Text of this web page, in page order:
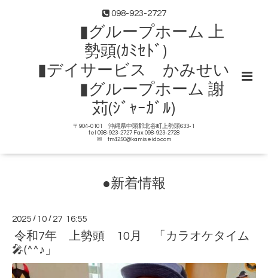
098-923-2727
▮グループホーム 上
勢頭(ｶﾐｾﾄﾞ)
▮デイサービス かみせい
▮グループホーム 謝
苅(ｼﾞｬｰｶﾞﾙ)
〒904-0101 沖縄県中頭郡北谷町上勢頭633-1
tel 098-923-2727 Fax 098-923-2728
✉ tm4250@kamiseido.com
●新着情報
2025 / 10 / 27 16:55
令和7年 上勢頭 10月 「カラオケタイム
🎤(^^♪」